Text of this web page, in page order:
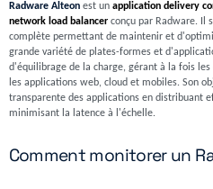
Radware Alteonest un application delivery
network load balancerconçu par Radware. Il
complète permettant de maintenir et
grande variété de plates-formes et
d'équilibrage de la charge, gérant à la fois
les applications web, cloud et mobiles. Son
transparente des applications en distribuant
minimisant la latence à l'échelle.
Comment monitorer un